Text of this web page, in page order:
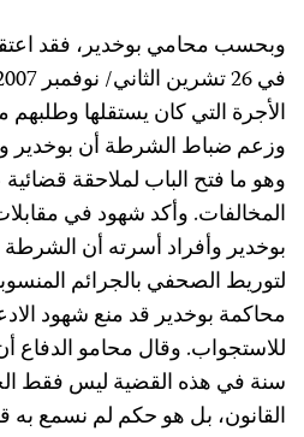
وبحسب محامي بوخدير، فقد
الأجرة التي كان يستقلها وطلبهم
وزعم ضباط الشرطة أن بوخدير
وهو ما فتح الباب لملاحقة
المخالفات. وأكد شهود في
بوخدير وأفراد أسرته أن
لتوريط الصحفي بالجرائم
محاكمة بوخدير قد منع شهود
للاستجواب. وقال محامو الدفاع
سنة في هذه القضية ليس فقط
القانون، بل هو حكم لم نسمع